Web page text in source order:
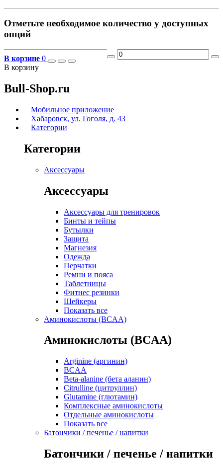
Отметьте необходимое количество у доступных
опций
В корзине 0
В корзину
Bull-Shop.ru
Мобильное приложение
Хабаровск, ул. Гоголя, д. 43
Категории
Категории
Аксессуары
Аксессуары
Аксессуары для тренировок
Бинты и тейпы
Бутылки
Защита
Магнезия
Одежда
Перчатки
Ремни и пояса
Таблетницы
Фитнес резинки
Шейкеры
Показать все
Аминокислоты (BCAA)
Аминокислоты (BCAA)
Arginine (аргинин)
BCAA
Beta-alanine (бета аланин)
Citrulline (цитруллин)
Glutamine (глютамин)
Комплексные аминокислоты
Отдельные аминокислоты
Показать все
Батончики / печенье / напитки
Батончики / печенье / напитки